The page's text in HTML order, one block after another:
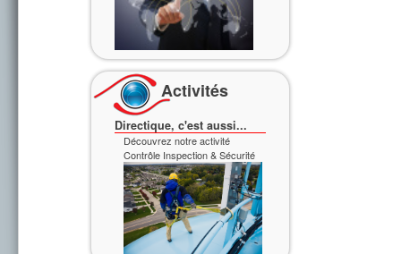
Activités
Directique, c'est aussi...
Découvrez notre activité
Professional Services
Découvrez notre activité
Contrôle Inspection & Sécurité